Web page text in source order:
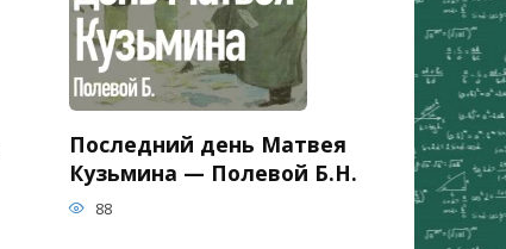
Последний день Матвея
Кузьмина — Полевой Б.Н.
88